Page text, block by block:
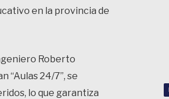
en la provincia de
Roberto
“Aulas 24/7”, se
lo que garantiza